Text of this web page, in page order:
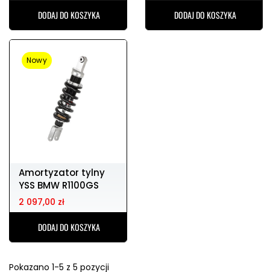
DODAJ DO KOSZYKA DODAJ DO KOSZYKA
Nowy
Amortyzator tylny
YSS BMW R1100GS
2 097,00 zł
DODAJ DO KOSZYKA
Pokazano 1-5 z 5 pozycji